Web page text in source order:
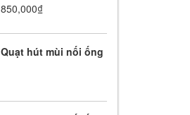
850,000₫
Quạt hút mùi nối ống